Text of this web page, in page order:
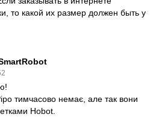
то какой их размер должен быть у
тимчасово немає, але так вони
Hobot.